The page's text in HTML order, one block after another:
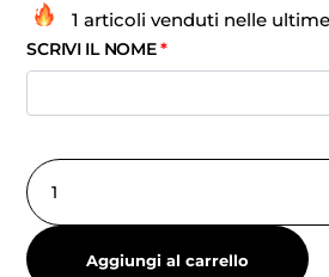
1 articoli venduti nelle
SCRIVI IL NOME*
Aggiungi al carrello